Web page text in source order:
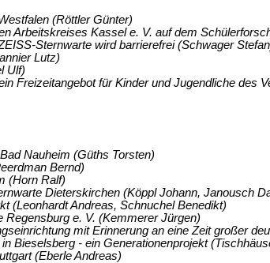
(Röttler Günter)
Arbeitskreises Kassel e. V. auf dem
Sternwarte wird barrierefrei (Schwager
Lutz)
Ulf)
Freizeitangebot für Kinder und Jugendliche des
Nauheim (Güths Torsten)
Bernd)
(Horn Ralf)
Dieterskirchen (Köppl Johann, Janousch
(Leonhardt Andreas, Schnuchel Benedikt)
Regensburg e. V. (Kemmerer Jürgen)
mit Erinnerung an eine Zeit großer
Bieselsberg - ein Generationenprojekt
(Eberle Andreas)